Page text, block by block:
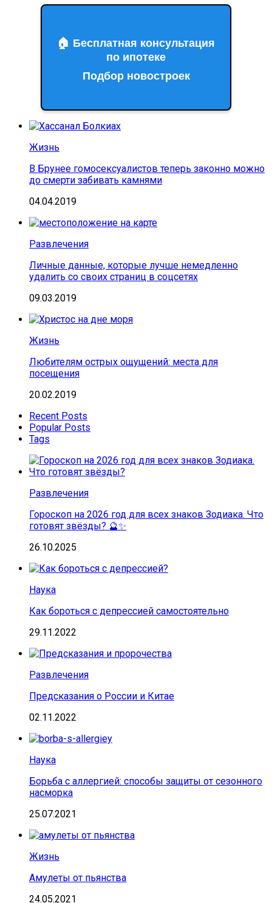
🏠 Бесплатная консультация
по ипотеке
Подбор новостроек
Жизнь
В Брунее гомосексуалистов теперь законно можно
до смерти забивать камнями
04.04.2019
Развлечения
Личные данные, которые лучше немедленно
удалить со своих страниц в соцсетях
09.03.2019
Жизнь
Любителям острых ощущений: места для
посещения
20.02.2019
Recent Posts
Popular Posts
Tags
Развлечения
Гороскоп на 2026 год для всех знаков Зодиака. Что
готовят звёзды? 🔮✨
26.10.2025
Наука
Как бороться с депрессией самостоятельно
29.11.2022
Развлечения
Предсказания о России и Китае
02.11.2022
Наука
Борьба с аллергией: способы защиты от сезонного
насморка
25.07.2021
Жизнь
Амулеты от пьянства
24.05.2021